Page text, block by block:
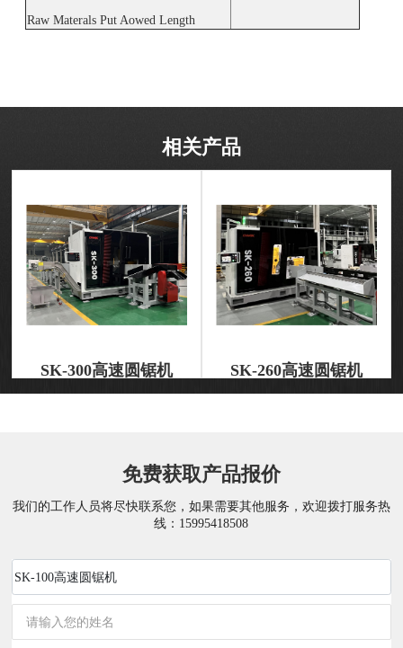
Raw Materals Put Aowed Length
相关产品
SK-300高速圆锯机 SK-260高速圆锯机
免费获取产品报价
我们的工作人员将尽快联系您，如果需要其他服务，欢迎拨打服务热
线： 15995418508
SK-100高速圆锯机